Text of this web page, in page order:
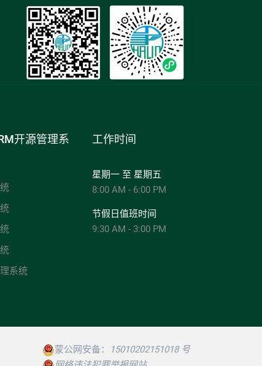
开源管理系
系统
工作时间
星期一 至 星期五
8:00 AM - 6:00 PM
节假日值班时间
9:30 AM - 3:00 PM
蒙公网安备：
15010202151018 号